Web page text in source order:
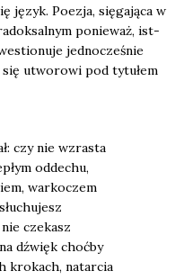
język. Poezja, się­ga­ją­ca w
ponie­waż, ist­
jed­no­cze­śnie
się utwo­ro­wi pod tytu­łem
czy nie wzra­sta
odde­chu,
war­ko­czem
cze­kasz
dźwięk choć­by
kro­kach, natar­cia